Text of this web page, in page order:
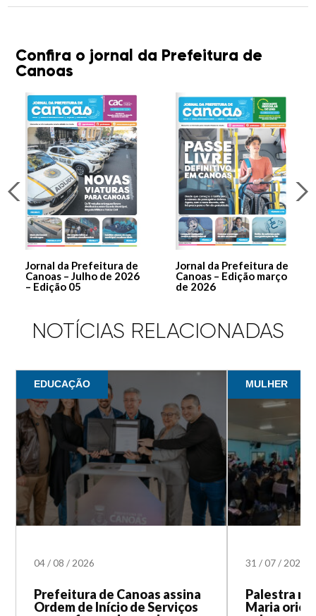
Confira o jornal da Prefeitura de
Canoas
Jornal da Prefeitura de
Canoas – Julho de 2026
– Edição 05
Jornal da Prefeitura de
Canoas – Edição março
de 2026
NOTÍCIAS RELACIONADAS
EDUCAÇÃO
04/08/ 2026
Prefeitura de Canoas assina
Ordem de Início de Serviços
MULHER
31/07/ 2026
Palestra na
Maria